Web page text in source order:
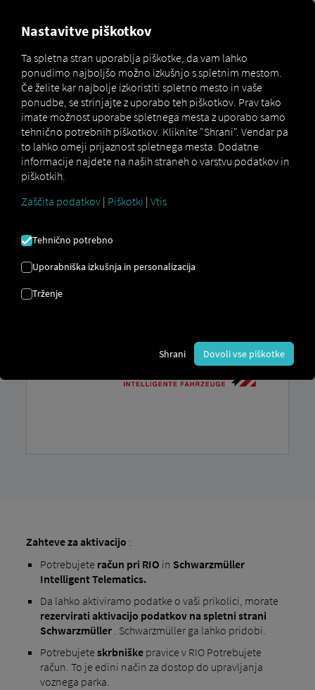
Marketplace Connectors
Schwarzmueller
Connect
to
SCHWARZMÜLLER
UVAJANJE
Navodila po korakih za prilagoditev
prikolic RIO povezati.
Zahteve za aktivacijo :
Potrebujete račun pri RIO in Schwarzmüller
Intelligent Telematics.
Da lahko aktiviramo podatke o vaši prikolici, morate
rezervirati aktivacijo podatkov na spletni strani
Schwarzmüller. Schwarzmüller ga lahko pridobi.
Potrebujete skrbniškepravice v RIO Potrebujete
račun. To je edini način za dostop do upravljanja
voznega parka.
Nastavitve piškotkov
Ta spletna stran uporablja piškotke, da vam lahko
ponudimo najboljšo možno izkušnjo s spletnim mestom.
Če želite kar najbolje izkoristiti spletno mesto in vaše
ponudbe, se strinjajte z uporabo teh piškotkov. Prav tako
imate možnost uporabe spletnega mesta z uporabo samo
tehnično potrebnih piškotkov. Kliknite "Shrani". Vendar pa
to lahko omeji prijaznost spletnega mesta. Dodatne
informacije najdete na naših straneh o varstvu podatkov in
piškotkih.
Zaščita podatkov | Piškotki | Vtis
Tehnično potrebno
Uporabniška izkušnja in personalizacija
Trženje
Shrani Dovoli vse piškotke